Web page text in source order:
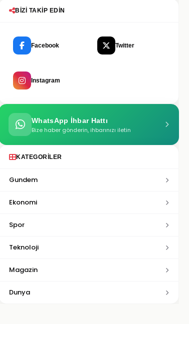
BIZI TAKIP EDIN
Facebook Twitter
Instagram
WhatsApp İhbar Hattı
Bize haber gönderin, ihbarınızı iletin
KATEGORILER
Gundem
Ekonomi
Spor
Teknoloji
Magazin
Dunya